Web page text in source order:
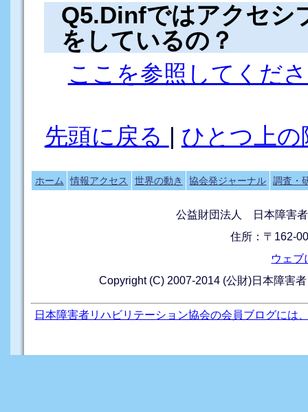
Q5.Dinfではアクセシ
をしているの？
ここを参照してくだ
先頭に戻る | ひとつ上の
ホーム 情報アクセス 世界の動き 協会発ジャーナル 調査・
公益財団法人 日本障害
住所：〒162-
ウェブ
Copyright (C) 2007-2014 (公財)日本障害
日本障害者リハビリテーション協会の会員ブログには